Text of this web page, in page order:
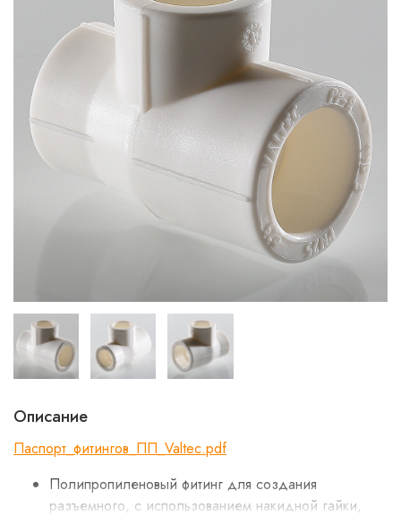
Описание
Паспорт_фитингов_ПП_Valtec.pdf
Полипропиленовый фитинг для создания
разъемного, с использованием накидной гайки,